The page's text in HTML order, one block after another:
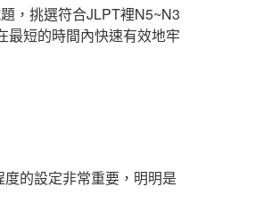
，挑選符合JLPT裡N5~N3
最短的時間內快速有效地牢
的設定非常重要，明明是